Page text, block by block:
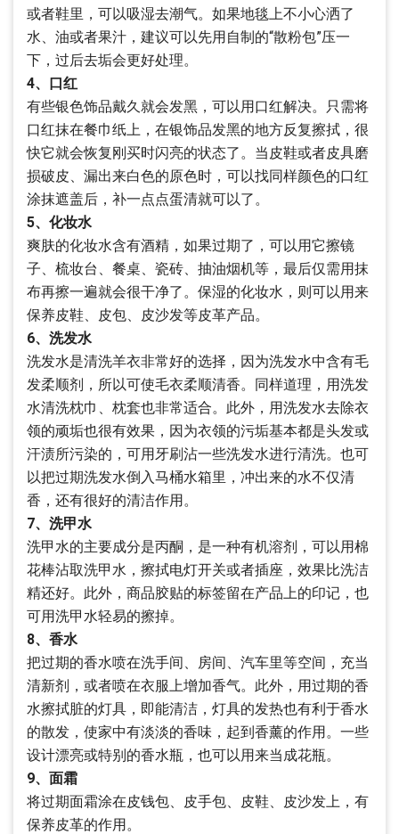
或者鞋里，可以吸湿去潮气。如果地毯上不小心洒了
水、油或者果汁，建议可以先用自制的“散粉包”压一
下，过后去垢会更好处理。
4、口红
有些银色饰品戴久就会发黑，可以用口红解决。只需将
口红抹在餐巾纸上，在银饰品发黑的地方反复擦拭，很
快它就会恢复刚买时闪亮的状态了。当皮鞋或者皮具磨
损破皮、漏出来白色的原色时，可以找同样颜色的口红
涂抹遮盖后，补一点点蛋清就可以了。
5、化妆水
爽肤的化妆水含有酒精，如果过期了，可以用它擦镜
子、梳妆台、餐桌、瓷砖、抽油烟机等，最后仅需用抹
布再擦一遍就会很干净了。保湿的化妆水，则可以用来
保养皮鞋、皮包、皮沙发等皮革产品。
6、洗发水
洗发水是清洗羊衣非常好的选择，因为洗发水中含有毛
发柔顺剂，所以可使毛衣柔顺清香。同样道理，用洗发
水清洗枕巾、枕套也非常适合。此外，用洗发水去除衣
领的顽垢也很有效果，因为衣领的污垢基本都是头发或
汗渍所污染的，可用牙刷沾一些洗发水进行清洗。也可
以把过期洗发水倒入马桶水箱里，冲出来的水不仅清
香，还有很好的清洁作用。
7、洗甲水
洗甲水的主要成分是丙酮，是一种有机溶剂，可以用棉
花棒沾取洗甲水，擦拭电灯开关或者插座，效果比洗洁
精还好。此外，商品胶贴的标签留在产品上的印记，也
可用洗甲水轻易的擦掉。
8、香水
把过期的香水喷在洗手间、房间、汽车里等空间，充当
清新剂，或者喷在衣服上增加香气。此外，用过期的香
水擦拭脏的灯具，即能清洁，灯具的发热也有利于香水
的散发，使家中有淡淡的香味，起到香薰的作用。一些
设计漂亮或特别的香水瓶，也可以用来当成花瓶。
9、面霜
将过期面霜涂在皮钱包、皮手包、皮鞋、皮沙发上，有
保养皮革的作用。